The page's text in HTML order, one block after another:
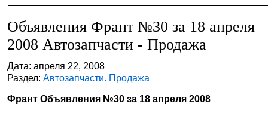
Объявления Франт №30 за 18 апреля
2008 Автозапчасти - Продажа
Дата: апреля 22, 2008
Раздел:Автозапчасти. Продажа
Франт Объявления №30 за 18 апреля 2008